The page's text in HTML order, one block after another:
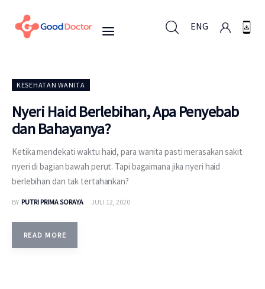
ENG
Untuk Bisnis
Untuk Anda
Berita
Layanan
KESEHATAN WANITA
Nyeri Haid Berlebihan, Apa Penyebab
dan Bahayanya?
Ketika mendekati waktu haid, para wanita pasti merasakan sakit
nyeri di bagian bawah perut. Tapi bagaimana jika nyeri haid
berlebihan dan tak tertahankan?
BY PUTRI PRIMA SORAYA JULI 12, 2020
READ MORE